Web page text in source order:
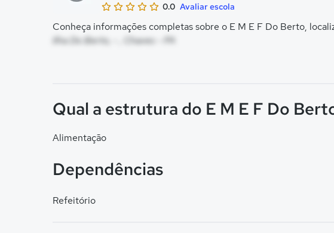
0.0 Avaliar escola
Conheça informações completas sobre o E M E F Do Berto,
Ilha Do Berto, - , Chaves - PA
Qual a estrutura do E M E F Do
Alimentação
Dependências
Refeitório